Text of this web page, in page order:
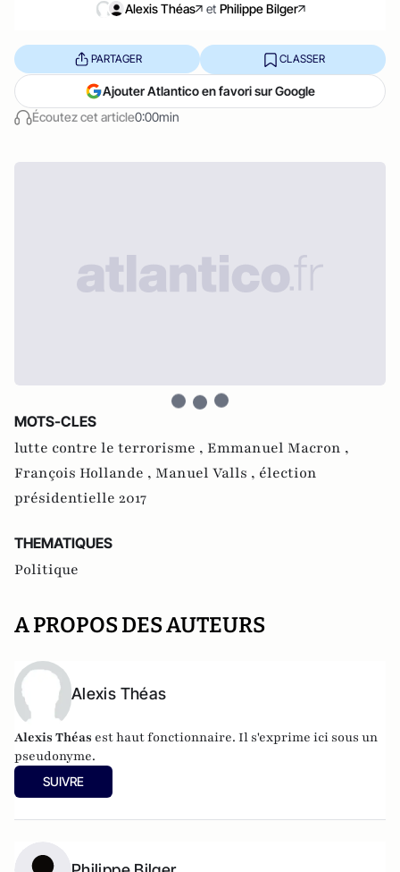
Alexis Théas et Philippe Bilger
Écoutez cet article0:00min
PARTAGER CLASSER
Ajouter Atlantico en favori sur Google
MOTS-CLES
lutte contre le terrorisme , Emmanuel Macron ,
François Hollande , Manuel Valls , élection
présidentielle 2017
THEMATIQUES
Politique
A PROPOS DES AUTEURS
Alexis Théas
Alexis Théas est haut fonctionnaire. Il s'exprime ici sous un
pseudonyme.
SUIVRE